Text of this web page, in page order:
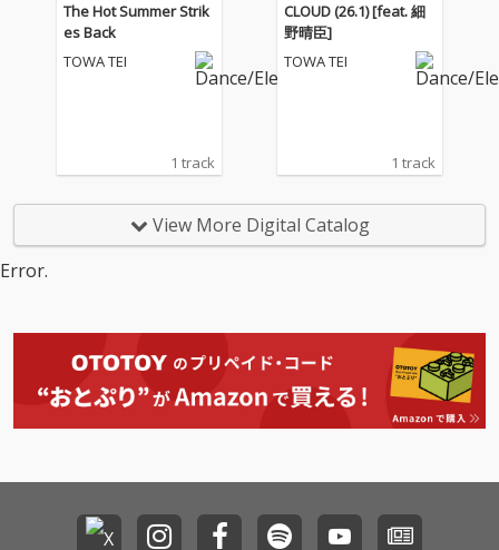
The Hot Summer Strik
es Back
TOWA TEI
1 track
CLOUD (26.1) [feat. 細
野晴臣]
TOWA TEI
1 track
View More Digital Catalog
Error.